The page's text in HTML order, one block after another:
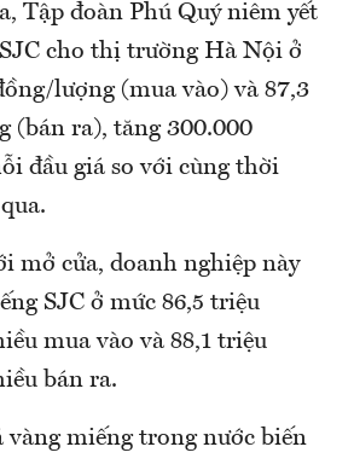
Tập đoàn Phú Quý niêm yết
cho thị trường Hà Nội ở
lượng (mua vào) và 87,3
(bán ra), tăng 300.000
đầu giá so với cùng thời
mở cửa, doanh nghiệp này
SJC ở mức 86,5 triệu
mua vào và 88,1 triệu
bán ra.
vàng miếng trong nước biến